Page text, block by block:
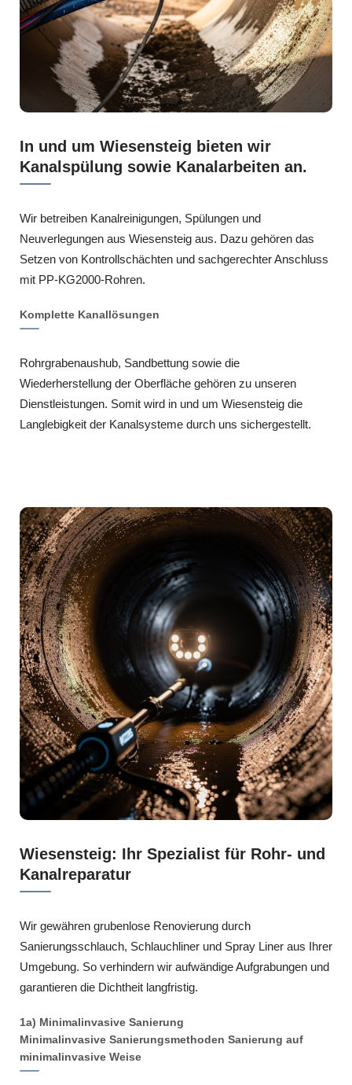
In und um Wiesensteig bieten wir
Kanalspülung sowie Kanalarbeiten an.
Wir betreiben Kanalreinigungen, Spülungen und
Neuverlegungen aus Wiesensteig aus. Dazu gehören das
Setzen von Kontrollschächten und sachgerechter Anschluss
mit PP-KG2000-Rohren.
Komplette Kanallösungen
Rohrgrabenaushub, Sandbettung sowie die
Wiederherstellung der Oberfläche gehören zu unseren
Dienstleistungen. Somit wird in und um Wiesensteig die
Langlebigkeit der Kanalsysteme durch uns sichergestellt.
Wiesensteig: Ihr Spezialist für Rohr- und
Kanalreparatur
Wir gewähren grubenlose Renovierung durch
Sanierungsschlauch, Schlauchliner und Spray Liner aus Ihrer
Umgebung. So verhindern wir aufwändige Aufgrabungen und
garantieren die Dichtheit langfristig.
1a) Minimalinvasive Sanierung
Minimalinvasive Sanierungsmethoden Sanierung auf
minimalinvasive Weise